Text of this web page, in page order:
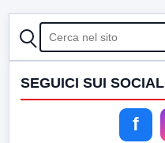
CERCA
SEGUICI SUI SOCIAL
f